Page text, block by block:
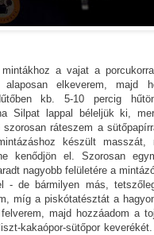
a vajat a
alaposan elkeverem,
kb. 5-10 percig
Silpat lappal béleljük ki,
ráteszem a
készült masszát,
kenődjön el. Szorosan
nagyobb felületére a
- de bármilyen más,
míg a piskótatésztát a
majd hozzáadom a
kakaópor-sütőpor